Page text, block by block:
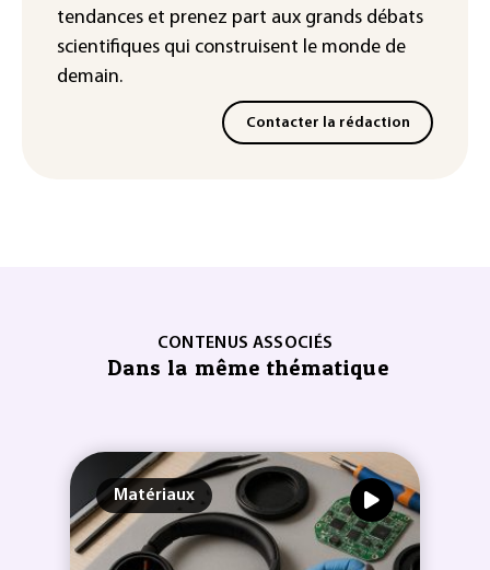
tendances et prenez part aux grands débats
scientifiques qui construisent le monde de
demain.
Contacter la rédaction
CONTENUS ASSOCIÉS
Dans la même thématique
Matériaux